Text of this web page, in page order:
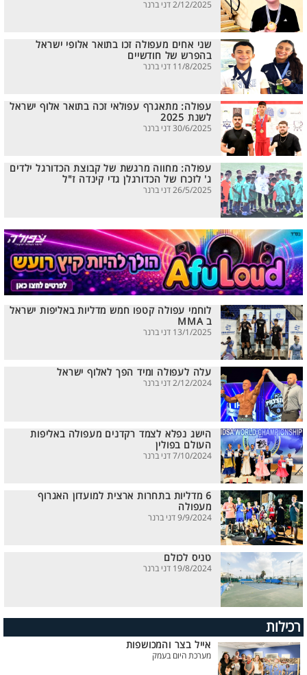
2/12/2025 דני ברנר
שני אחים מעפולה זכו בתואר אלופי ישראל
בהפרש של חודשיים
11/8/2025 דני ברנר
עפולה: מתאגרף עפולאי זכה בתואר אלוף ישראל
לשנת 2025
30/6/2025 דני ברנר
עפולה: מחווה מרגשת של קבוצת הכדורגל ילדים
ג' לזכרו של הכדורגלן גדי קינדה ז"ל
26/5/2025 דני ברנר
לוחמי עפולה קטפו חמש מדליות באליפות ישראל
ב MMA
13/1/2025 דני ברנר
עלה לעפולה ומיד הפך לאלוף ישראל
2/12/2024 דני ברנר
הישג נפלא לצמד רקדנים מעפולה באליפות
העולם בפולין
7/10/2024 דני ברנר
6 מדליות בתחרות ארצית למועדון האגרוף
מעפולה
9/9/2024 דני ברנר
טניס לכולם
19/8/2024 דני ברנר
רכילות
אייל בצר והמכושפות
מערכת היום בעמק